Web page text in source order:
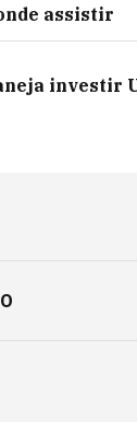
assistir
investir